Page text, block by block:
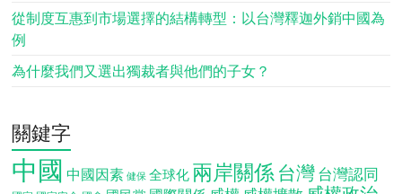
從制度互惠到市場選擇的結構轉型：以台灣釋迦外銷中國為
例
為什麼我們又選出獨裁者與他們的子女？
關鍵字
中國 中國因素 健保 全球化 兩岸關係 台灣台灣認同